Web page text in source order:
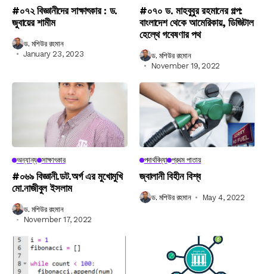
#০৭২ বিজ্ঞানীদের সাক্ষাৎকার : ড.
জুবায়ের শামীম
ড. মশিউর রহমান
January 23, 2023
#০৭০ ড. মাহবুবুর রহমানের গল্প:
বাংলাদেশ থেকে আমেরিকায়, ডিজিটাল
হেল্থে গবেষণার পথ
ড. মশিউর রহমান
November 19, 2022
অন্যান্য সাক্ষাৎকার
#০৬৯ বিজ্ঞানী.ডট.অর্গ এর মুখোমুখি
মো.নাজীবুল ইসলাম
ড. মশিউর রহমান
November 17, 2022
পদার্থবিদ্যা প্রথম পাতায়
জ্বালানী বিহীন বিশ্ব
ড. মশিউর রহমান May 4, 2022